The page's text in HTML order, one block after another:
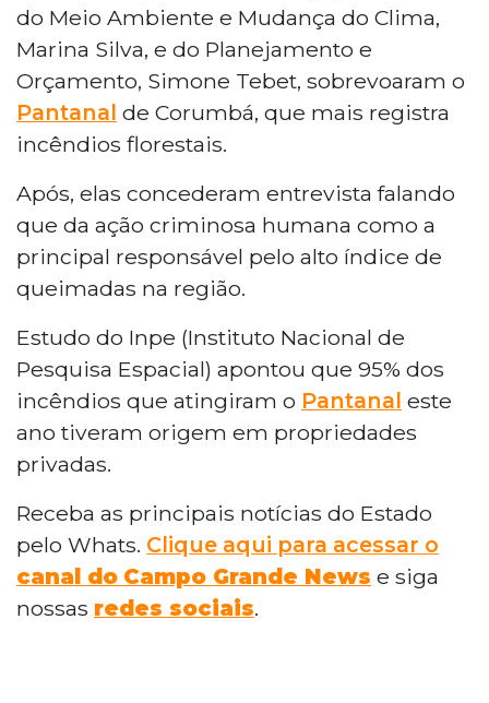
do Meio Ambiente e Mudança do Clima,
Marina Silva, e do Planejamento e
Orçamento, Simone Tebet, sobrevoaram o
Pantanal de Corumbá, que mais registra
incêndios florestais.
Após, elas concederam entrevista falando
que da ação criminosa humana como a
principal responsável pelo alto índice de
queimadas na região.
Estudo do Inpe (Instituto Nacional de
Pesquisa Espacial) apontou que 95% dos
incêndios que atingiram o Pantanal este
ano tiveram origem em propriedades
privadas.
Receba as principais notícias do Estado
pelo Whats. Clique aqui para acessar o
canal do Campo Grande News e siga
nossas redes sociais.